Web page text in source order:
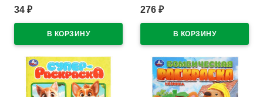
малышам Токмакова арт.978-
34 ₽
978-5-506-03754-5
276 ₽